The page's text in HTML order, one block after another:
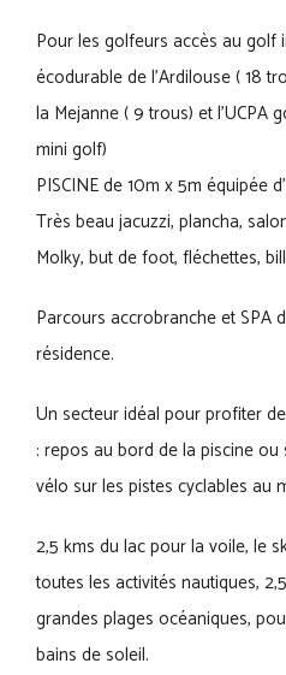
Pour les golfeurs accès au golf
écodurable de l’Ardilouse ( 18
la Mejanne ( 9 trous) et l’UCPA
mini golf)
PISCINE de 10m x 5m équipée
Très beau jacuzzi, plancha,
Molky, but de foot, fléchettes,
Parcours accrobranche et SPA
résidence.
Un secteur idéal pour profiter
: repos au bord de la piscine
vélo sur les pistes cyclables au
2,5 kms du lac pour la voile, le
toutes les activités nautiques,
grandes plages océaniques,
bains de soleil.